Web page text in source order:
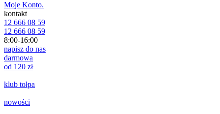
Moje Konto.
kontakt
12 666 08 59
12 666 08 59
8:00-16:00
napisz do nas
darmowa
od 120 zł
klub tołpa
nowości